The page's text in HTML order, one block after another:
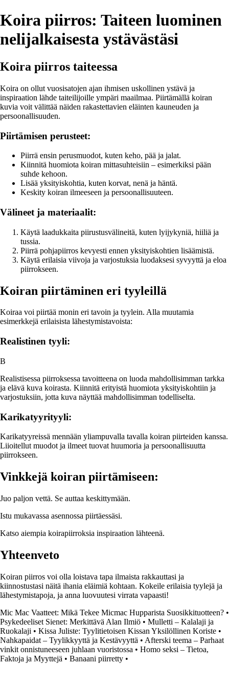
Koira piirros: Taiteen luominen
nelijalkaisesta ystävästäsi
Koira piirros taiteessa
Koira on ollut vuosisatojen ajan ihmisen uskollinen ystävä ja
inspiraation lähde taiteilijoille ympäri maailmaa. Piirtämällä koiran
kuvia voit välittää näiden rakastettavien eläinten kauneuden ja
persoonallisuuden.
Piirtämisen perusteet:
Piirrä ensin perusmuodot, kuten keho, pää ja jalat.
Kiinnitä huomiota koiran mittasuhteisiin – esimerkiksi pään
suhde kehoon.
Lisää yksityiskohtia, kuten korvat, nenä ja häntä.
Keskity koiran ilmeeseen ja persoonallisuuteen.
Välineet ja materiaalit:
Käytä laadukkaita piirustusvälineitä, kuten lyijykyniä, hiiliä ja
tussia.
Piirrä pohjapiirros kevyesti ennen yksityiskohtien lisäämistä.
Käytä erilaisia viivoja ja varjostuksia luodaksesi syvyyttä ja eloa
piirrokseen.
Koiran piirtäminen eri tyyleillä
Koiraa voi piirtää monin eri tavoin ja tyylein. Alla muutamia
esimerkkejä erilaisista lähestymistavoista:
Realistinen tyyli:
B
Realistisessa piirroksessa tavoitteena on luoda mahdollisimman tarkka
ja elävä kuva koirasta. Kiinnitä erityistä huomiota yksityiskohtiin ja
varjostuksiin, jotta kuva näyttää mahdollisimman todelliselta.
Karikatyyrityyli:
Karikatyyreissä mennään yliampuvalla tavalla koiran piirteiden kanssa.
Liioitellut muodot ja ilmeet tuovat huumoria ja persoonallisuutta
piirrokseen.
Vinkkejä koiran piirtämiseen:
Juo paljon vettä. Se auttaa keskittymään.
Istu mukavassa asennossa piirtäessäsi.
Katso aiempia koirapiirroksia inspiraation lähteenä.
Yhteenveto
Koiran piirros voi olla loistava tapa ilmaista rakkauttasi ja
kiinnostustasi näitä ihania eläimiä kohtaan. Kokeile erilaisia tyylejä ja
lähestymistapoja, ja anna luovuutesi virrata vapaasti!
Mic Mac Vaatteet: Mikä Tekee Micmac Hupparista Suosikkituotteen? •
Psykedeeliset Sienet: Merkittävä Alan Ilmiö • Mulletti – Kalalaji ja
Ruokalaji • Kissa Juliste: Tyylitietoisen Kissan Yksilöllinen Koriste •
Nahkapaidat – Tyylikkyyttä ja Kestävyyttä • Afterski teema – Parhaat
vinkit onnistuneeseen juhlaan vuoristossa • Homo seksi – Tietoa,
Faktoja ja Myyttejä • Banaani piirretty •